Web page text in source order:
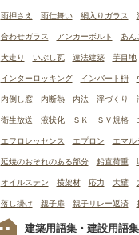
雨押さえ 雨仕舞い 網入りガラス
合わせガラス アンカーボルト あん
犬走り いぶし瓦 違法建築 芋目地
インターロッキング インバート枡
内倒し窓 内断熱 内法 浮づくり
衛生放送 液状化 ＳＫ ＳＶ規格
エフロレッセンス エプロン エマル
延焼のおそれのある部分 鉛直荷重
オイルステン 横架材 応力 大壁
落し掛け 親子扉 親子リレー返済
建築用語集・建設用語